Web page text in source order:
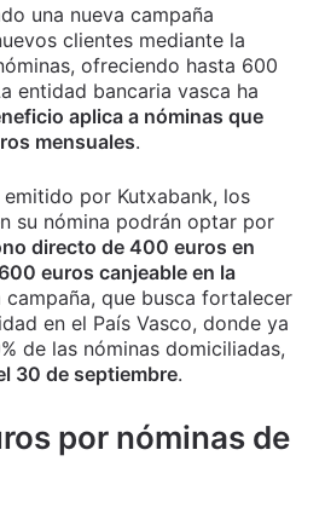
una nueva campaña
clientes mediante la
ofreciendo hasta 600
entidad bancaria vasca ha
aplica a nóminas que
mensuales.
por Kutxabank, los
su nómina podrán optar por
directo de 400 euros en
euros canjeable en la
campaña, que busca fortalecer
en el País Vasco, donde ya
de las nóminas domiciliadas,
30 de septiembre.
por nóminas de